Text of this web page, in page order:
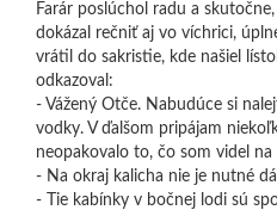
Farár poslúchol radu a
dokázal rečniť aj vo víchrici,
vrátil do sakristie, kde našiel
odkazoval:
- Vážený Otče. Nabudúce si
vodky. V ďalšom pripájam
neopakovalo to, čo som videl na
- Na okraj kalicha nie je nutné
- Tie kabínky v bočnej lodi sú